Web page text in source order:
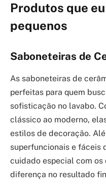
Produtos que
pequenos
Saboneteiras de
As saboneteiras de
perfeitas para quem
sofisticação no lavabo.
clássico ao moderno,
estilos de decoração.
superfuncionais e fáceis
cuidado especial com os
diferença no resultado